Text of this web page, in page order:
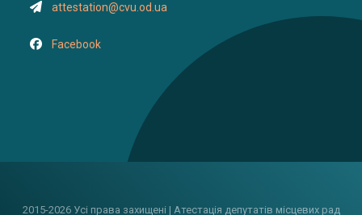
attestation@cvu.od.ua
Facebook
2015-2026 Усі права захищені | Атестація депутатів місцевих рад